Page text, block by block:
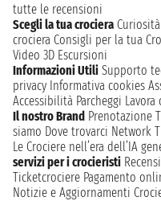
tutte le recensioni
Scegli la tua crociera
crociera Consigli per la tua
Video 3D Escursioni
Informazioni Utili Supporto
privacy Informativa cookies
Accessibilità Parcheggi Lavora
Il nostro Brand Prenotazione
siamo Dove trovarci Network
Le Crociere nell’era dell’IA
servizi per i crocieristi
Ticketcrociere Pagamento
Notizie e Aggiornamenti